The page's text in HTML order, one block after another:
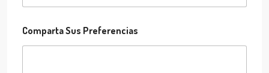
N
o
Comparta Sus Preferencias